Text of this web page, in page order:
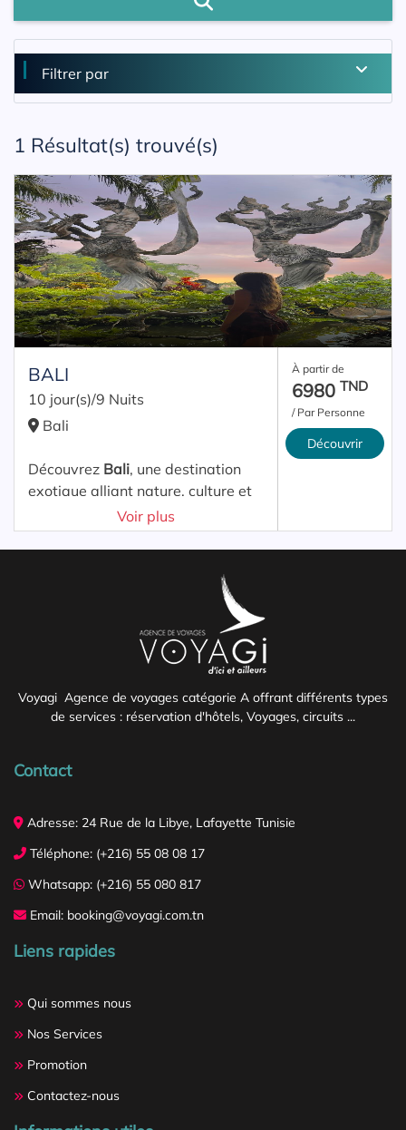
Filtrer par
1 Résultat(s) trouvé(s)
BALI
10 jour(s)/9 Nuits
Bali
Découvrez Bali, une destination
exotique alliant nature, culture et
détente. Entre plages
paradisiaques, rizières en
ambiance tropicale, l’île des dieux
Ce voyage vous promet un séjour
inoubliable mêlant découverte,
relaxation et immersion culturelle,
idéal pour tous les types de
voyageurs.
Voir plus
À partir de
6980TND
/ Par Personne
Découvrir
Voyagi Agence de voyages catégorie A offrant différents types
de services : réservation d'hôtels, Voyages, circuits ...
Contact
Adresse: 24 Rue de la Libye, Lafayette Tunisie
Téléphone: (+216) 55 08 08 17
Whatsapp: (+216) 55 080 817
Email: booking@voyagi.com.tn
Liens rapides
Qui sommes nous
Nos Services
Promotion
Contactez-nous